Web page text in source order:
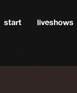
start liveshows